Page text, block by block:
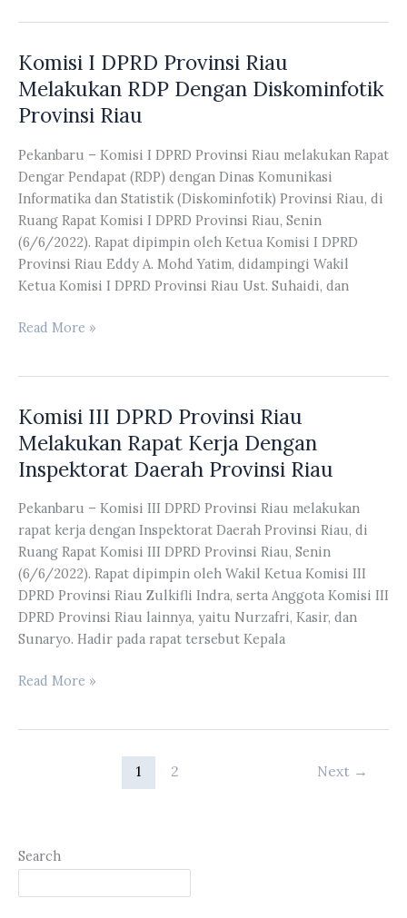
Riau
Melakukan
Kerja
Dengan
RSUD
Arifin
Achmad
Terkait
Pengawasan
Program
Yang
Arifin
Tahun
2022
Komisi I DPRD Provinsi Riau
Melakukan RDP Dengan Diskominfotik
Provinsi Riau
Pekanbaru – Komisi I DPRD Provinsi Riau melakukan Rapat
Dengar Pendapat (RDP) dengan Dinas Komunikasi
Informatika dan Statistik (Diskominfotik) Provinsi Riau, di
Ruang Rapat Komisi I DPRD Provinsi Riau, Senin
(6/6/2022). Rapat dipimpin oleh Ketua Komisi I DPRD
Provinsi Riau Eddy A. Mohd Yatim, didampingi Wakil
Ketua Komisi I DPRD Provinsi Riau Ust. Suhaidi, dan
Komisi
Riau
Melakukan
Dengan
Diskominfotik
Provinsi
Riau
Read More »
Komisi III DPRD Provinsi Riau
Melakukan Rapat Kerja Dengan
Inspektorat Daerah Provinsi Riau
Pekanbaru – Komisi III DPRD Provinsi Riau melakukan
rapat kerja dengan Inspektorat Daerah Provinsi Riau, di
Ruang Rapat Komisi III DPRD Provinsi Riau, Senin
(6/6/2022). Rapat dipimpin oleh Wakil Ketua Komisi III
DPRD Provinsi Riau Zulkifli Indra, serta Anggota Komisi III
DPRD Provinsi Riau lainnya, yaitu Nurzafri, Kasir, dan
Sunaryo. Hadir pada rapat tersebut Kepala
Komisi
Dengan
Inspektorat
Daerah
Read More »
1 2 Next →
Search